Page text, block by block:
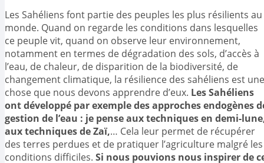
Les Sahéliens font partie des peuples les plus résilients au
monde. Quand on regarde les conditions dans lesquelles
ce peuple vit, quand on observe leur environnement,
notamment en termes de dégradation des sols, d’accès à
l’eau, de chaleur, de disparition de la biodiversité, de
changement climatique, la résilience des sahéliens est une
chose que nous devons apprendre d’eux. Les Sahéliens
ont développé par exemple des approches endogènes
gestion de l’eau : je pense aux techniques en demi-
aux techniques de Zaï,… Cela leur permet de récupérer
des terres perdues et de pratiquer l’agriculture malgré les
conditions difficiles. Si nous pouvions nous inspirer de